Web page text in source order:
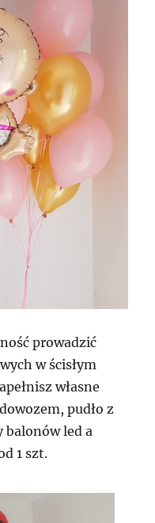
prowadzić
w ścisłym
własne
pudło z
balonów led a
1 szt.